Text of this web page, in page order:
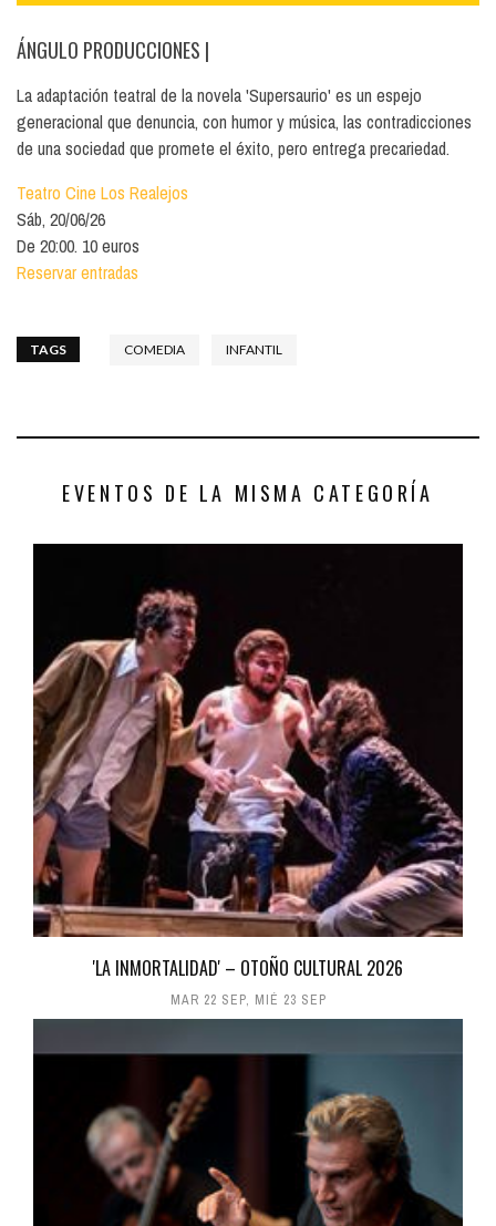
ÁNGULO PRODUCCIONES |
La adaptación teatral de la novela 'Supersaurio' es un espejo
generacional que denuncia, con humor y música, las contradicciones
de una sociedad que promete el éxito, pero entrega precariedad.
Teatro Cine Los Realejos
Sáb, 20/06/26
De 20:00. 10 euros
Reservar entradas
TAGS COMEDIA INFANTIL
EVENTOS DE LA MISMA CATEGORÍA
'LA INMORTALIDAD' – OTOÑO CULTURAL 2026
MAR 22 SEP, MIÉ 23 SEP